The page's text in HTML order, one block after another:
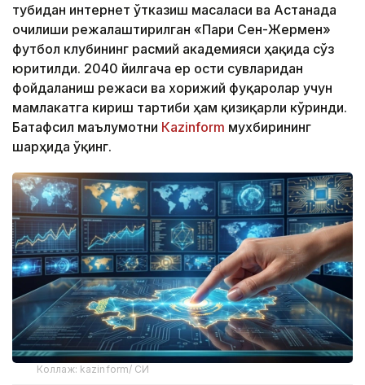
тубидан интернет ўтказиш масаласи ва Астанада
очилиши режалаштирилган «Пари Сен-Жермен»
футбол клубининг расмий академияси ҳақида сўз
юритилди. 2040 йилгача ер ости сувларидан
фойдаланиш режаси ва хорижий фуқаролар учун
мамлакатга кириш тартиби ҳам қизиқарли кўринди.
Батафсил маълумотни Кazinform мухбирининг
шарҳида ўқинг.
Коллаж: kazinform/ СИ